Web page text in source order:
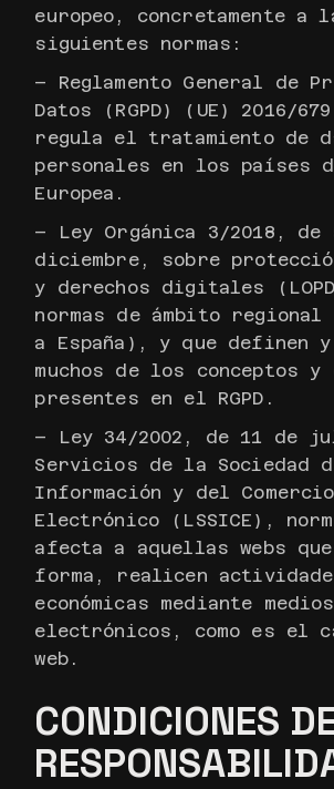
europeo, concretamente a
siguientes normas:
– Reglamento General de
Datos (RGPD) (UE) 2016/
regula el tratamiento de
personales en los países
Europea.
– Ley Orgánica 3/2018, de
diciembre, sobre
y derechos digitales
normas de ámbito
a España), y que definen y
muchos de los conceptos y
presentes en el RGPD.
– Ley 34/2002, de 11 de
Servicios de la Sociedad
Información y del Comercio
Electrónico (LSSICE),
afecta a aquellas webs
forma, realicen
económicas mediante medios
electrónicos, como es el
web.
CONDICIONES